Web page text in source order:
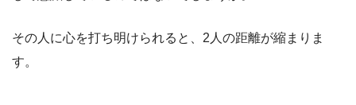
その人に心を打ち明けられると、2人の距離が縮まりま
す。